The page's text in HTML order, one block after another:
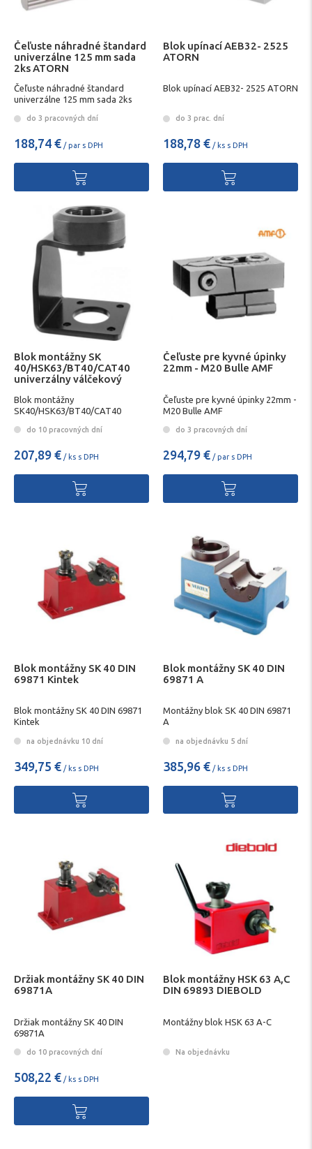
Čeľuste náhradné štandard
univerzálne 125 mm sada
2ks ATORN
Čeľuste náhradné štandard
univerzálne 125 mm sada 2ks
do 3 pracovných dní
188,74 € / par s DPH
Blok upínací AEB32- 2525
ATORN
Blok upínací AEB32- 2525 ATORN
do 3 prac. dní
188,78 € / ks s DPH
Blok montážny SK
40/HSK63/BT40/CAT40
univerzálny válčekový
Blok montážny
SK40/HSK63/BT40/CAT40
do 10 pracovných dní
207,89 € / ks s DPH
Čeľuste pre kyvné úpinky
22mm - M20 Bulle AMF
Čeľuste pre kyvné úpinky 22mm -
M20 Bulle AMF
do 3 pracovných dní
294,79 € / par s DPH
Blok montážny SK 40 DIN
69871 Kintek
Blok montážny SK 40 DIN 69871
Kintek
na objednávku 10 dní
349,75 € / ks s DPH
Blok montážny SK 40 DIN
69871 A
Montážny blok SK 40 DIN 69871
A
na objednávku 5 dní
385,96 € / ks s DPH
Držiak montážny SK 40 DIN
69871A
Držiak montážny SK 40 DIN
69871A
do 10 pracovných dní
508,22 € / ks s DPH
Blok montážny HSK 63 A,C
DIN 69893 DIEBOLD
Montážny blok HSK 63 A-C
Na objednávku